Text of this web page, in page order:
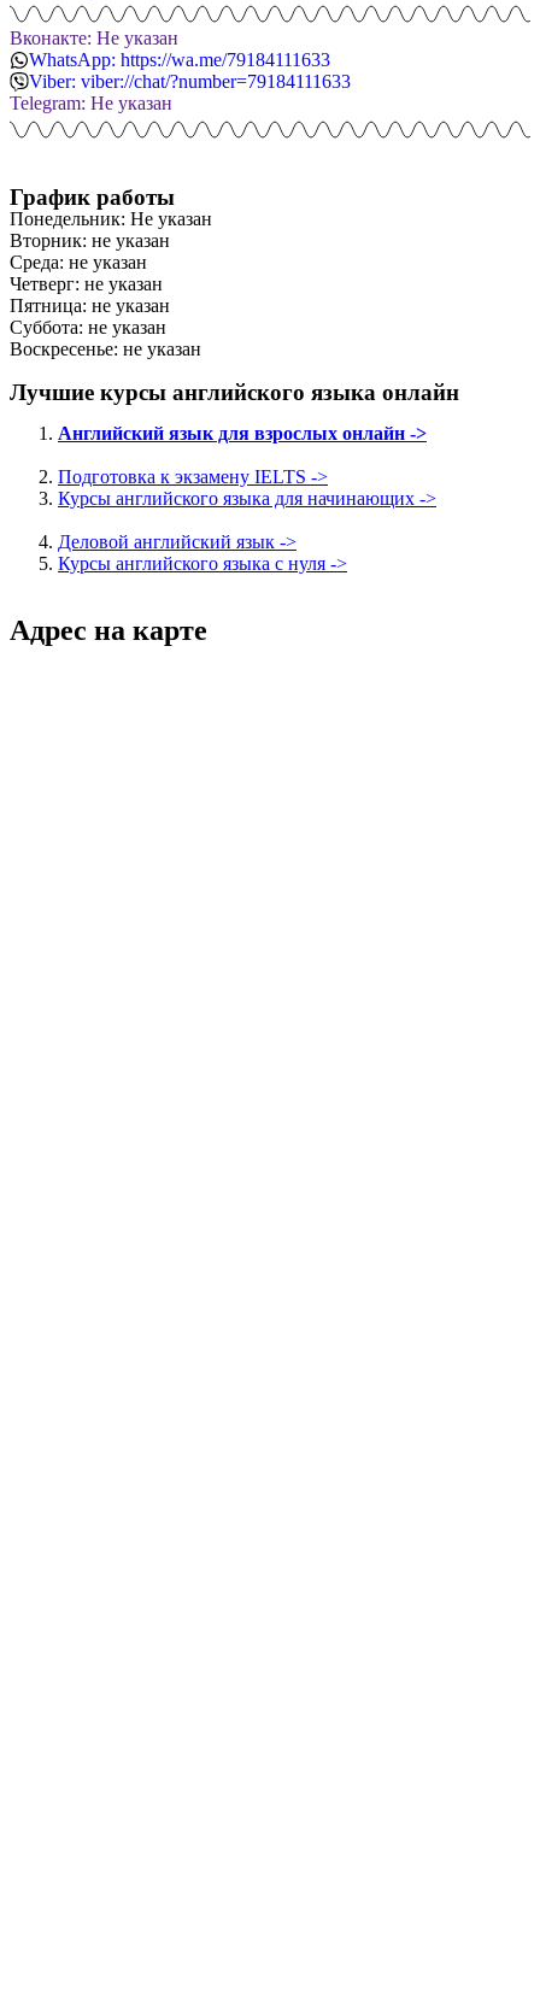
Вконакте: Не указан
WhatsApp: https://wa.me/79184111633
Viber: viber://chat/?number=79184111633
Telegram: Не указан
График работы
Понедельник: Не указан
Вторник: не указан
Среда: не указан
Четверг: не указан
Пятница: не указан
Суббота: не указан
Воскресенье: не указан
Лучшие курсы английского языка онлайн
Английский язык для взрослых онлайн ->
Подготовка к экзамену IELTS ->
Курсы английского языка для начинающих ->
Деловой английский язык ->
Курсы английского языка с нуля ->
Адрес на карте